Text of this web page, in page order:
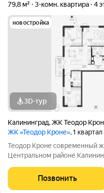
79,8 м²
3-комн. квартира 4
новостройка
3D-тур
Калининград,ЖК Теодор
ЖК «Теодор Кроне», 1
Теодор Кроне современный жилой квартал класса комфорт+ в
Центральном районе
тех, кто ценит качество,
со всем необходимым. 99%
Позвонить